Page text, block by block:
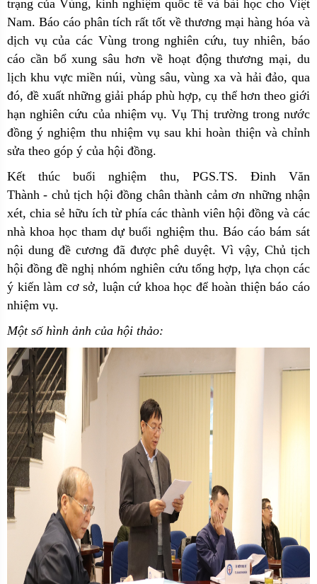
trạng của Vùng, kinh nghiệm quốc tế và bài học cho Việt
Nam. Báo cáo phân tích rất tốt về thương mại hàng hóa và
dịch vụ của các Vùng trong nghiên cứu, tuy nhiên, báo
cáo cần bổ xung sâu hơn về hoạt động thương mại, du
lịch khu vực miền núi, vùng sâu, vùng xa và hải đảo, qua
đó, đề xuất những giải pháp phù hợp, cụ thể hơn theo giới
hạn nghiên cứu của nhiệm vụ. Vụ Thị trường trong nước
đồng ý nghiệm thu nhiệm vụ sau khi hoàn thiện và chỉnh
sửa theo góp ý của hội đồng.
Kết thúc buổi nghiệm thu, PGS.TS. Đinh Văn
Thành - chủ tịch hội đồng chân thành cảm ơn những nhận
xét, chia sẻ hữu ích từ phía các thành viên hội đồng và các
nhà khoa học tham dự buổi nghiệm thu. Báo cáo bám sát
nội dung đề cương đã được phê duyệt. Vì vậy, Chủ tịch
hội đồng đề nghị nhóm nghiên cứu tổng hợp, lựa chọn các
ý kiến làm cơ sở, luận cứ khoa học để hoàn thiện báo cáo
nhiệm vụ.
Một số hình ảnh của hội thảo: